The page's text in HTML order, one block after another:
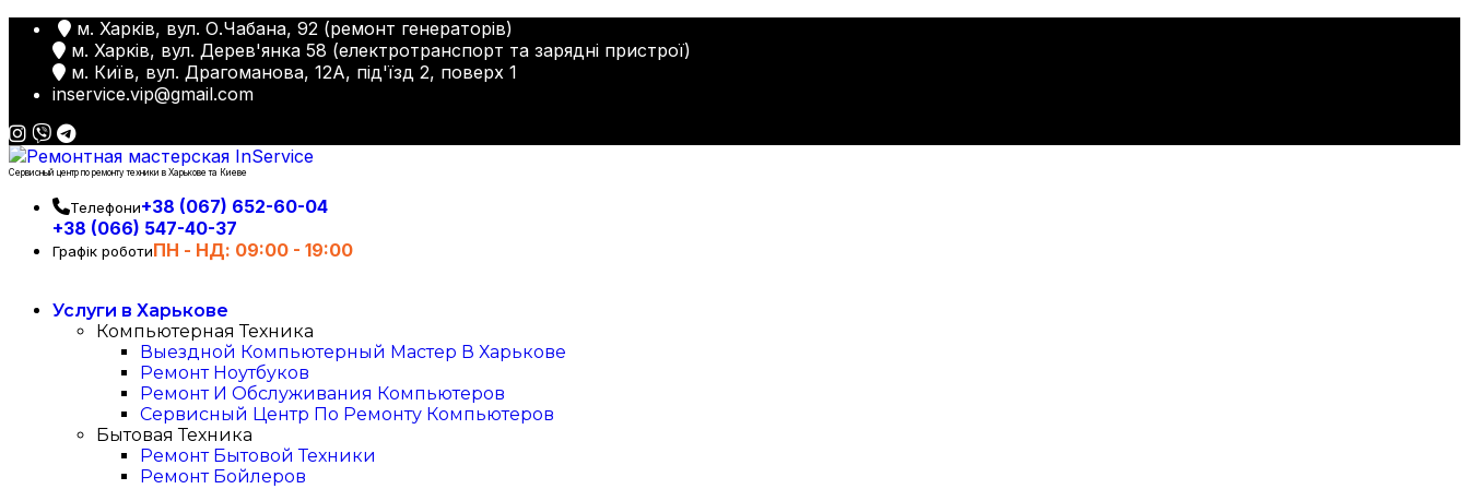
м. Харків, вул. О.Чабана, 92 (ремонт генераторів)
м. Харків, вул. Дерев'янка 58 (електротранспорт та зарядні пристрої)
м. Київ, вул. Драгоманова, 12А, під'їзд 2, поверх 1
inservice.vip@gmail.com
Сервисный центр по ремонту техники в Харькове та Киеве
Телефони+38 (067) 652-60-04
+38 (066) 547-40-37
Графік роботиПН - НД: 09:00 - 19:00
Услуги в Харькове
Компьютерная Техника
Выездной Компьютерный Мастер В Харькове
Ремонт Ноутбуков
Ремонт И Обслуживания Компьютеров
Сервисный Центр По Ремонту Компьютеров
Бытовая Техника
Ремонт Бытовой Техники
Ремонт Бойлеров